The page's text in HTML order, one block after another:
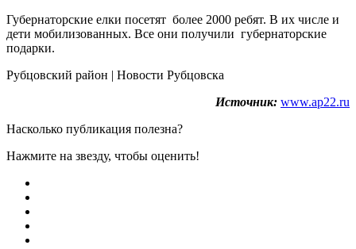
Губернаторские елки посетят более 2000 ребят. В их числе и
дети мобилизованных. Все они получили губернаторские
подарки.
Рубцовский район | Новости Рубцовска
Источник: www.ap22.ru
Насколько публикация полезна?
Нажмите на звезду, чтобы оценить!